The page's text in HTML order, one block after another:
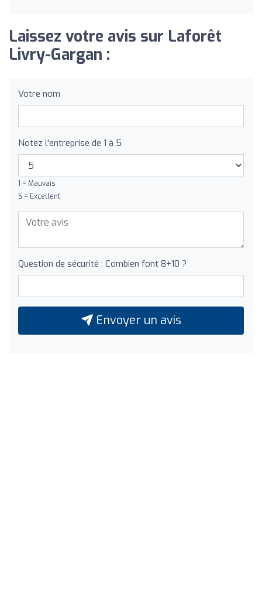
Laissez votre avis sur Laforêt
Livry-Gargan :
Votre nom
Notez l'entreprise de 1 à 5
1 = Mauvais
5 = Excellent
Question de sécurité : Combien font 8+10 ?
Envoyer un avis